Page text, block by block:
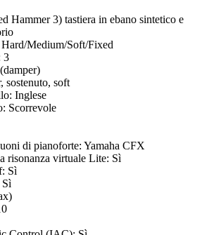
Hammer 3) tastiera in ebano sintetico e
Medium/Soft/Fixed
3
sostenuto, soft
Inglese
Scorrevole
di pianoforte: Yamaha CFX
risonanza virtuale Lite: Sì
Sì
Sì